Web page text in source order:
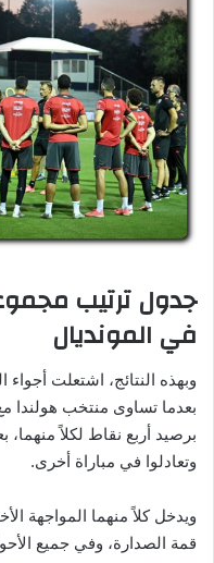
جدول ترتيب
في المونديال
وبهذه النتائج، اشتعلت
بعدما تساوى منتخب هولندا
برصيد أربع نقاط لكلاً منهما،
وتعادلوا في مباراة أخرى.
ويدخل كلاً منهما المواجهة
قمة الصدارة، وفي جميع